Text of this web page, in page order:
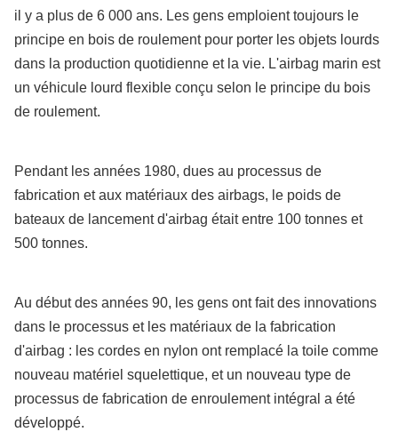
il y a plus de 6 000 ans. Les gens emploient toujours le
principe en bois de roulement pour porter les objets lourds
dans la production quotidienne et la vie. L'airbag marin est
un véhicule lourd flexible conçu selon le principe du bois
de roulement.
Pendant les années 1980, dues au processus de
fabrication et aux matériaux des airbags, le poids de
bateaux de lancement d'airbag était entre 100 tonnes et
500 tonnes.
Au début des années 90, les gens ont fait des innovations
dans le processus et les matériaux de la fabrication
d'airbag : les cordes en nylon ont remplacé la toile comme
nouveau matériel squelettique, et un nouveau type de
processus de fabrication de enroulement intégral a été
développé.